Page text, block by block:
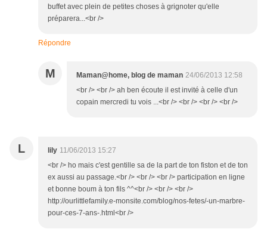
buffet avec plein de petites choses à grignoter qu'elle
préparera...<br />
Répondre
M Maman@home, blog de maman 24/06/2013 12:58
<br /> <br /> ah ben écoute il est invité à celle d'un
copain mercredi tu vois ...<br /> <br /> <br /> <br />
L lily 11/06/2013 15:27
<br /> ho mais c'est gentille sa de la part de ton fiston et de ton
ex aussi au passage.<br /> <br /> <br /> participation en ligne
et bonne boum à ton fils ^^<br /> <br /> <br />
http://ourlittlefamily.e-monsite.com/blog/nos-fetes/-un-marbre-
pour-ces-7-ans-.html<br />